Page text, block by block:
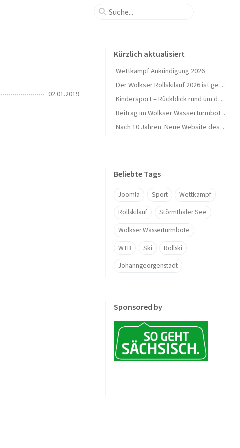
02.01.2019
Kürzlich aktualisiert
Wettkampf Ankündigung 2026
Der Wolkser Rollskilauf 2026 ist geschafft – Ein herzliches Dankeschön!
Kindersport – Rückblick rund um den Herbst 🍁
Beitrag im Wolkser Wasserturmbote (Ausgabe 2025/09)
Nach 10 Jahren: Neue Website des L58-Ski geht online 🎉
Beliebte Tags
Joomla Sport Wettkampf
Rollskilauf Störmthaler See
Wolkser Wasserturmbote
WTB Ski Rollski
Johanngeorgenstadt
Sponsored by